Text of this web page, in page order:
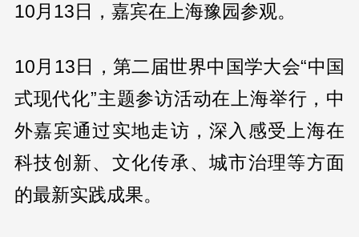
10月13日，嘉宾在上海豫园参观。
10月13日，第二届世界中国学大会“中国
式现代化”主题参访活动在上海举行，中
外嘉宾通过实地走访，深入感受上海在
科技创新、文化传承、城市治理等方面
的最新实践成果。